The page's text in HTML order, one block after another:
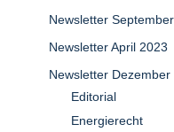
Newsletter
Newsletter April 2023
Newsletter Dezember
Editorial
Energierecht